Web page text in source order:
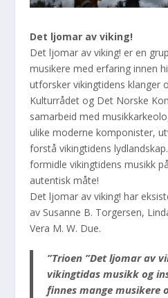
Det ljomar av viking!
Det ljomar av viking! er en
musikere med erfaring innen
utforsker vikingtidens klanger
Kulturrådet og Det Norske
samarbeid med
ulike moderne komponister,
forstå vikingtidens
formidle vikingtidens musikk
autentisk måte!
Det ljomar av viking! har
av Susanne B. Torgersen,
Vera M. W. Due.
”Trioen ”Det ljomar av
vikingtidas musikk og
finnes mange musikere